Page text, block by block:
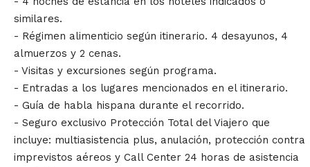
similares.
- Régimen alimenticio según itinerario. 4 desayunos, 4
almuerzos y 2 cenas.
- Visitas y excursiones según programa.
- Entradas a los lugares mencionados en el itinerario.
- Guía de habla hispana durante el recorrido.
- Seguro exclusivo Protección Total del Viajero que
incluye: multiasistencia plus, anulación, protección contra
imprevistos aéreos y Call Center 24 horas de asistencia